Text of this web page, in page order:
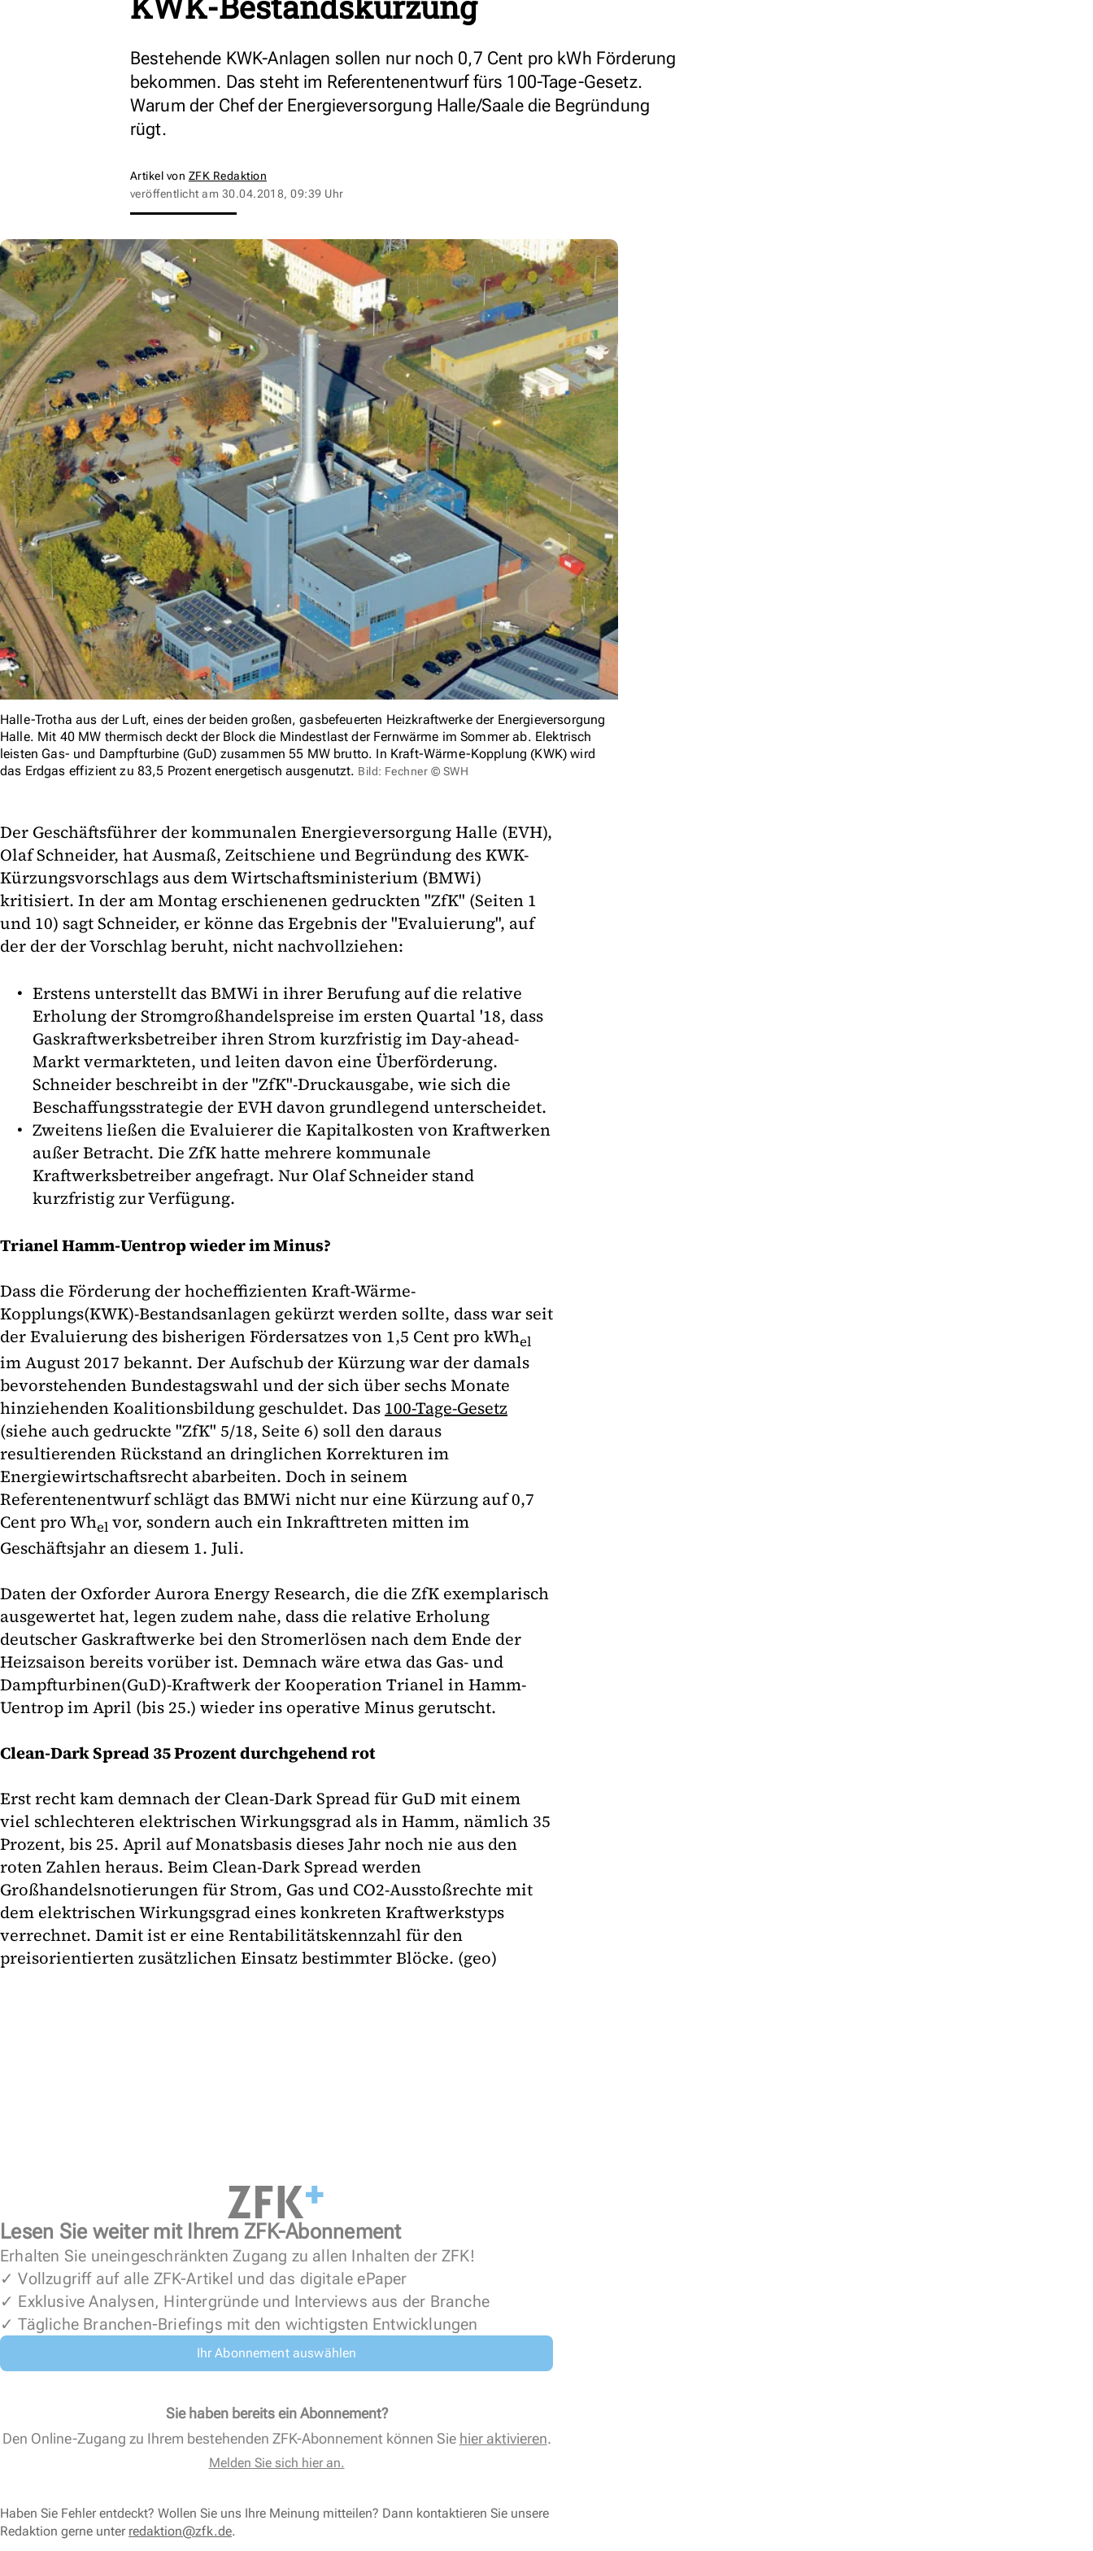
Bestehende KWK-Anlagen sollen nur noch 0,7 Cent pro kWh Förderung
bekommen. Das steht im Referentenentwurf fürs 100-Tage-Gesetz.
Warum der Chef der Energieversorgung Halle/Saale die Begründung
rügt.
Artikel von ZFK Redaktion
veröffentlicht am 30.04.2018, 09:39 Uhr
Halle-Trotha aus der Luft, eines der beiden großen, gasbefeuerten Heizkraftwerke der Energieversorgung
Halle. Mit 40 MW thermisch deckt der Block die Mindestlast der Fernwärme im Sommer ab. Elektrisch
leisten Gas- und Dampfturbine (GuD) zusammen 55 MW brutto. In Kraft-Wärme-Kopplung (KWK) wird
das Erdgas effizient zu 83,5 Prozent energetisch ausgenutzt. Bild: Fechner © SWH
Der Geschäftsführer der kommunalen Energieversorgung Halle (EVH),
Olaf Schneider, hat Ausmaß, Zeitschiene und Begründung des KWK-
Kürzungsvorschlags aus dem Wirtschaftsministerium (BMWi)
kritisiert. In der am Montag erschienenen gedruckten "ZfK" (Seiten 1
und 10) sagt Schneider, er könne das Ergebnis der "Evaluierung", auf
der der der Vorschlag beruht, nicht nachvollziehen:
Erstens unterstellt das BMWi in ihrer Berufung auf die relative
Erholung der Stromgroßhandelspreise im ersten Quartal '18, dass
Gaskraftwerksbetreiber ihren Strom kurzfristig im Day-ahead-
Markt vermarkteten, und leiten davon eine Überförderung.
Schneider beschreibt in der "ZfK"-Druckausgabe, wie sich die
Beschaffungsstrategie der EVH davon grundlegend unterscheidet.
Zweitens ließen die Evaluierer die Kapitalkosten von Kraftwerken
außer Betracht. Die ZfK hatte mehrere kommunale
Kraftwerksbetreiber angefragt. Nur Olaf Schneider stand
kurzfristig zur Verfügung.
Trianel Hamm-Uentrop wieder im Minus?
Dass die Förderung der hocheffizienten Kraft-Wärme-
Kopplungs(KWK)-Bestandsanlagen gekürzt werden sollte, dass war seit
der Evaluierung des bisherigen Fördersatzes von 1,5 Cent pro kWhel
im August 2017 bekannt. Der Aufschub der Kürzung war der damals
bevorstehenden Bundestagswahl und der sich über sechs Monate
hinziehenden Koalitionsbildung geschuldet. Das 100-Tage-Gesetz
(siehe auch gedruckte "ZfK" 5/18, Seite 6) soll den daraus
resultierenden Rückstand an dringlichen Korrekturen im
Energiewirtschaftsrecht abarbeiten. Doch in seinem
Referentenentwurf schlägt das BMWi nicht nur eine Kürzung auf 0,7
Cent pro Whel vor, sondern auch ein Inkrafttreten mitten im
Geschäftsjahr an diesem 1. Juli.
Daten der Oxforder Aurora Energy Research, die die ZfK exemplarisch
ausgewertet hat, legen zudem nahe, dass die relative Erholung
deutscher Gaskraftwerke bei den Stromerlösen nach dem Ende der
Heizsaison bereits vorüber ist. Demnach wäre etwa das Gas- und
Dampfturbinen(GuD)-Kraftwerk der Kooperation Trianel in Hamm-
Uentrop im April (bis 25.) wieder ins operative Minus gerutscht.
Clean-Dark Spread 35 Prozent durchgehend rot
Erst recht kam demnach der Clean-Dark Spread für GuD mit einem
viel schlechteren elektrischen Wirkungsgrad als in Hamm, nämlich 35
Prozent, bis 25. April auf Monatsbasis dieses Jahr noch nie aus den
roten Zahlen heraus. Beim Clean-Dark Spread werden
Großhandelsnotierungen für Strom, Gas und CO2-Ausstoßrechte mit
dem elektrischen Wirkungsgrad eines konkreten Kraftwerkstyps
verrechnet. Damit ist er eine Rentabilitätskennzahl für den
preisorientierten zusätzlichen Einsatz bestimmter Blöcke. (geo)
Lesen Sie weiter mit Ihrem ZFK-Abonnement
Erhalten Sie uneingeschränkten Zugang zu allen Inhalten der ZFK!
✓ Vollzugriff auf alle ZFK-Artikel und das digitale ePaper
✓ Exklusive Analysen, Hintergründe und Interviews aus der Branche
✓ Tägliche Branchen-Briefings mit den wichtigsten Entwicklungen
Ihr Abonnement auswählen
Sie haben bereits ein Abonnement?
Den Online-Zugang zu Ihrem bestehenden ZFK-Abonnement können Sie hier aktivieren.
Melden Sie sich hier an.
Haben Sie Fehler entdeckt? Wollen Sie uns Ihre Meinung mitteilen? Dann kontaktieren Sie unsere
Redaktion gerne unter redaktion@zfk.de.